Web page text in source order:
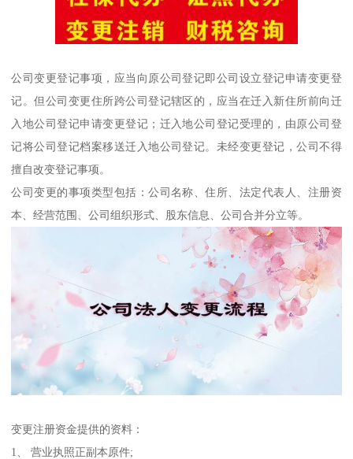
公司变更登记事项，应当向原公司登记即公司设立登记申请变更登
记。但公司变更住所跨公司登记辖区的，应当在迁入新住所前向迁
入地公司登记申请变更登记；迁入地公司登记受理的，由原公司登
记将公司登记档案移送迁入地公司登记。未经变更登记，公司不得
擅自改变登记事项。
公司变更的事项类型包括：公司名称、住所、法定代表人、注册资
本、经营范围、公司组织形式、股东信息、公司合并分立等。
变更注册资金提供的资料：
1、 营业执照正副本原件;